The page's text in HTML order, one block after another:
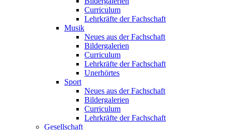
Curriculum
Lehrkräfte der Fachschaft
Musik
Neues aus der Fachschaft
Bildergalerien
Curriculum
Lehrkräfte der Fachschaft
Unerhörtes
Sport
Neues aus der Fachschaft
Bildergalerien
Curriculum
Lehrkräfte der Fachschaft
Gesellschaft